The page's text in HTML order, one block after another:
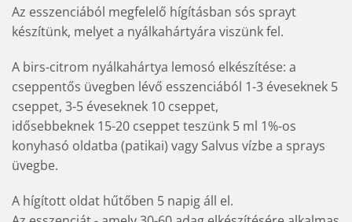
Az esszenciából megfelelő hígításban sós sprayt
készítünk, melyet a nyálkahártyára viszünk fel.
A birs-citrom nyálkahártya lemosó elkészítése: a
cseppentős üvegben lévő esszenciából 1-3 éveseknek 5
cseppet, 3-5 éveseknek 10 cseppet,
idősebbeknek 15-20 cseppet teszünk 5 ml 1%-os
konyhasó oldatba (patikai) vagy Salvus vízbe a sprays
üvegbe.
A hígított oldat hűtőben 5 napig áll el.